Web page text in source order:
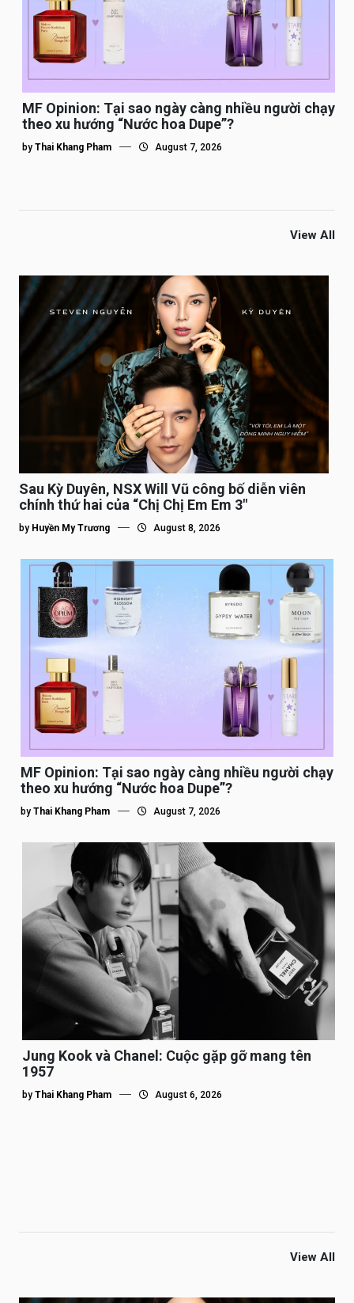
MF Opinion: Tại sao ngày càng nhiều người chạy
theo xu hướng “Nước hoa Dupe”?
by Thai Khang Pham August 7, 2026
View All
Sau Kỳ Duyên, NSX Will Vũ công bố diễn viên
chính thứ hai của “Chị Chị Em Em 3″
by Huyền My Trương August 8, 2026
MF Opinion: Tại sao ngày càng nhiều người chạy
theo xu hướng “Nước hoa Dupe”?
by Thai Khang Pham August 7, 2026
Jung Kook và Chanel: Cuộc gặp gỡ mang tên
1957
by Thai Khang Pham August 6, 2026
View All